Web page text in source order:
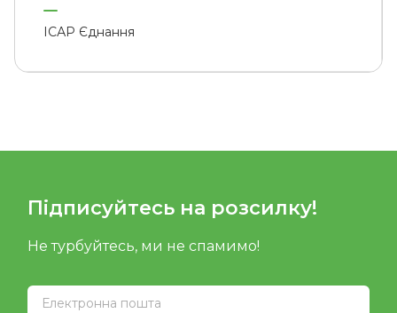
ІСАР Єднання
Підписуйтесь на розсилку!
Не турбуйтесь, ми не спамимо!